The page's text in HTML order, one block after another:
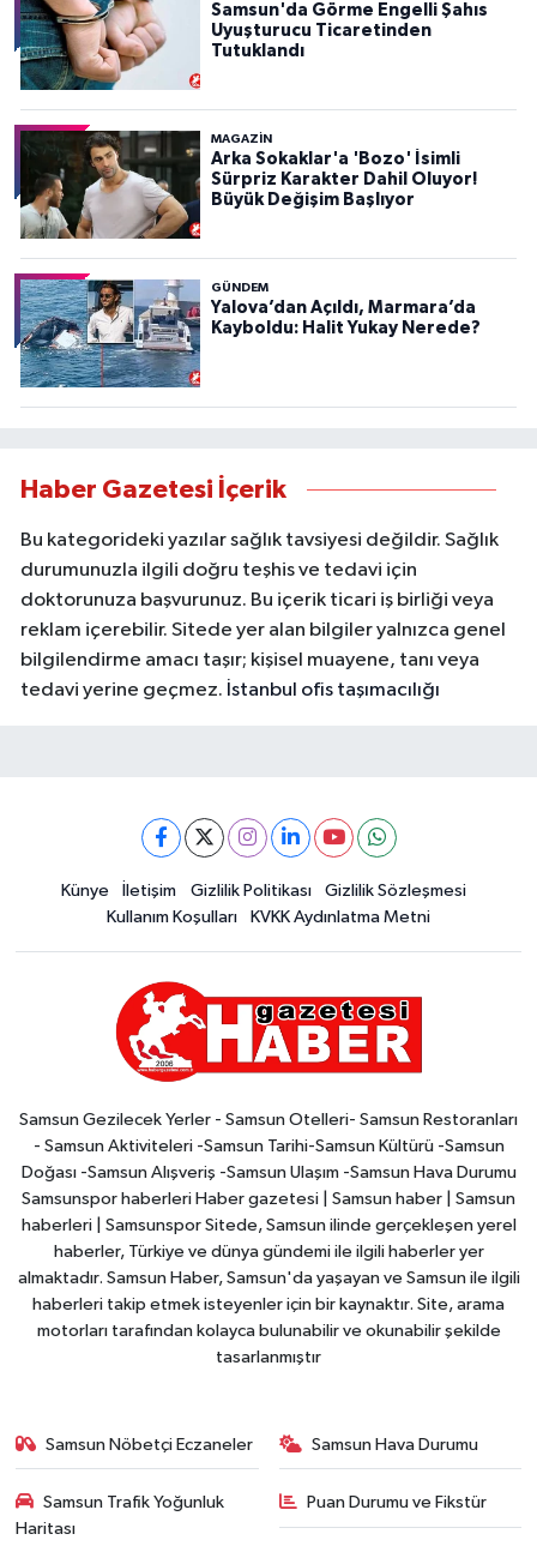
Samsun'da Görme Engelli Şahıs
Uyuşturucu Ticaretinden
Tutuklandı
MAGAZİN
Arka Sokaklar'a 'Bozo' İsimli
Sürpriz Karakter Dahil Oluyor!
Büyük Değişim Başlıyor
GÜNDEM
Yalova’dan Açıldı, Marmara’da
Kayboldu: Halit Yukay Nerede?
Haber Gazetesi İçerik
Bu kategorideki yazılar sağlık tavsiyesi değildir. Sağlık
durumunuzla ilgili doğru teşhis ve tedavi için
doktorunuza başvurunuz. Bu içerik ticari iş birliği veya
reklam içerebilir. Sitede yer alan bilgiler yalnızca genel
bilgilendirme amacı taşır; kişisel muayene, tanı veya
tedavi yerine geçmez. İstanbul ofis taşımacılığı
Künye İletişim Gizlilik Politikası
Gizlilik Sözleşmesi
Kullanım Koşulları
KVKK Aydınlatma Metni
Samsun Gezilecek Yerler - Samsun Otelleri- Samsun Restoranları
- Samsun Aktiviteleri -Samsun Tarihi-Samsun Kültürü -Samsun
Doğası -Samsun Alışveriş -Samsun Ulaşım -Samsun Hava Durumu
Samsunspor haberleri Haber gazetesi | Samsun haber | Samsun
haberleri | Samsunspor Sitede, Samsun ilinde gerçekleşen yerel
haberler, Türkiye ve dünya gündemi ile ilgili haberler yer
almaktadır. Samsun Haber, Samsun'da yaşayan ve Samsun ile ilgili
haberleri takip etmek isteyenler için bir kaynaktır. Site, arama
motorları tarafından kolayca bulunabilir ve okunabilir şekilde
tasarlanmıştır
Samsun Nöbetçi Eczaneler Samsun Hava Durumu
Samsun Trafik Yoğunluk
Haritası
Puan Durumu ve Fikstür